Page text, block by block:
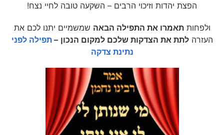
הפצת יהדות וזיכוי הרבים – השקעה טובה לחיי נצח!
ולפחותתאמרו את התפילה הבאה שמשמיים יתנו לכם את
העזרהלתת את הצדקות שלכם למקום הנכון –תפילה לפני
נתינת צדקה